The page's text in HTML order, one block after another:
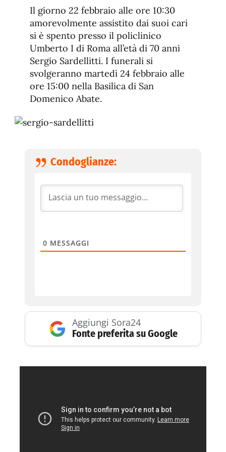
de
fuente
de
fuente.
Il giorno 22 febbraio alle ore 10:30
amorevolmente assistito dai suoi cari
si è spento presso il policlinico
Umberto I di Roma all’età di 70 anni
Sergio Sardellitti. I funerali si
svolgeranno martedì 24 febbraio alle
ore 15:00 nella Basilica di San
Domenico Abate.
Condoglianze:
0 MESSAGGI
Aggiungi Sora24
Fonte preferita su Google